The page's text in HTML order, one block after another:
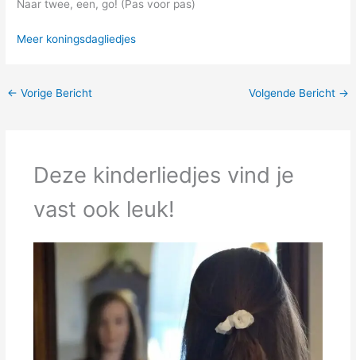
Naar twee, een, go! (Pas voor pas)
Meer koningsdagliedjes
← Vorige Bericht Volgende Bericht →
Deze kinderliedjes vind je
vast ook leuk!